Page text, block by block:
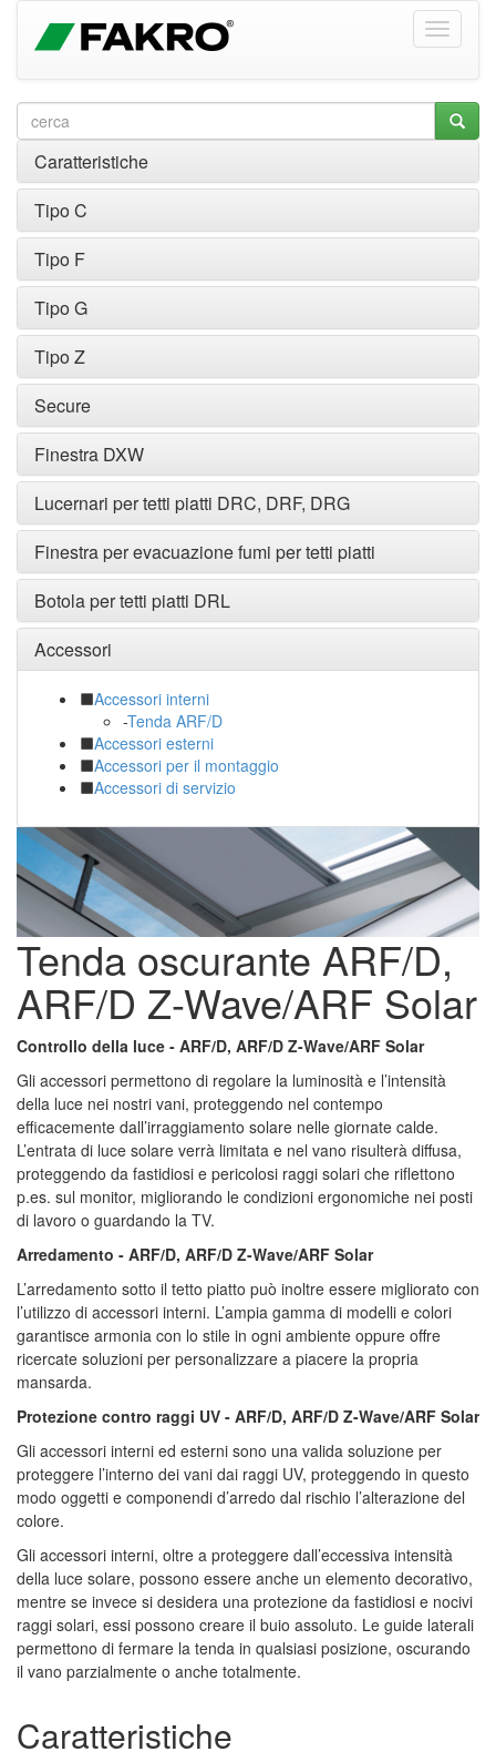
Caratteristiche
Tipo C
Tipo F
Tipo G
Tipo Z
Secure
Finestra DXW
Lucernari per tetti piatti DRC, DRF, DRG
Finestra per evacuazione fumi per tetti piatti
Botola per tetti piatti DRL
Accessori
Accessori interni
-Tenda ARF/D
Accessori esterni
Accessori per il montaggio
Accessori di servizio
Tenda oscurante ARF/D,
ARF/D Z-Wave/ARF Solar
Controllo della luce - ARF/D, ARF/D Z-Wave/ARF Solar
Gli accessori permettono di regolare la luminosità e l’intensità
della luce nei nostri vani, proteggendo nel contempo
efficacemente dall’irraggiamento solare nelle giornate calde.
L’entrata di luce solare verrà limitata e nel vano risulterà diffusa,
proteggendo da fastidiosi e pericolosi raggi solari che riflettono
p.es. sul monitor, migliorando le condizioni ergonomiche nei posti
di lavoro o guardando la TV.
Arredamento - ARF/D, ARF/D Z-Wave/ARF Solar
L’arredamento sotto il tetto piatto può inoltre essere migliorato con
l’utilizzo di accessori interni. L’ampia gamma di modelli e colori
garantisce armonia con lo stile in ogni ambiente oppure offre
ricercate soluzioni per personalizzare a piacere la propria
mansarda.
Protezione contro raggi UV - ARF/D, ARF/D Z-Wave/ARF Solar
Gli accessori interni ed esterni sono una valida soluzione per
proteggere l’interno dei vani dai raggi UV, proteggendo in questo
modo oggetti e componendi d’arredo dal rischio l’alterazione del
colore.
Gli accessori interni, oltre a proteggere dall’eccessiva intensità
della luce solare, possono essere anche un elemento decorativo,
mentre se invece si desidera una protezione da fastidiosi e nocivi
raggi solari, essi possono creare il buio assoluto. Le guide laterali
permettono di fermare la tenda in qualsiasi posizione, oscurando
il vano parzialmente o anche totalmente.
Caratteristiche